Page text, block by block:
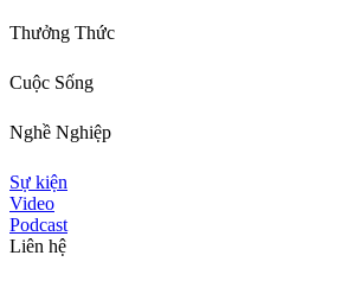
Thưởng Thức
Cuộc Sống
Nghề Nghiệp
Sự kiện
Video
Podcast
Liên hệ